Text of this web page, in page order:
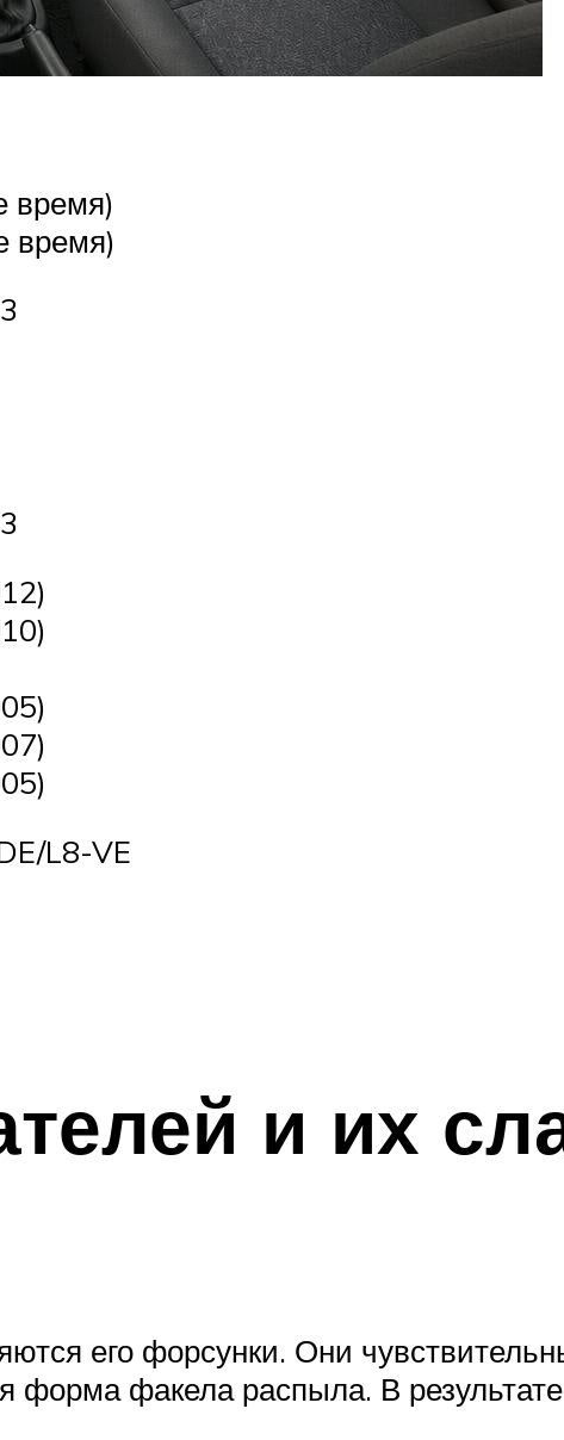
время)
время)
L8-VE
и их
его форсунки. Они
форма факела распыла. В результате